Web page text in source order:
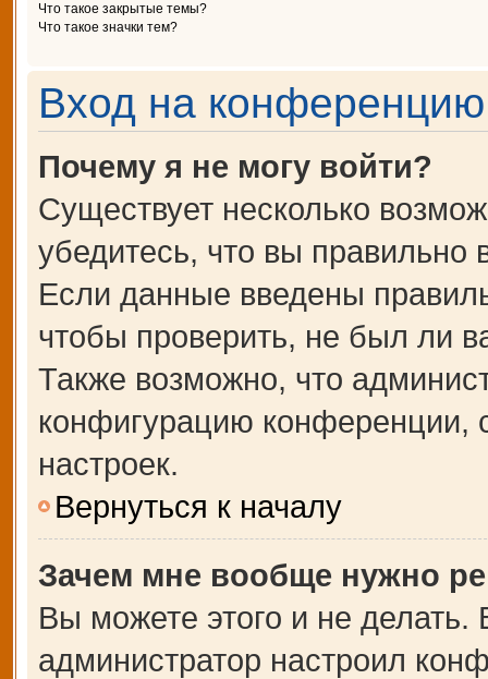
Что такое закрытые темы?
Что такое значки тем?
Вход на конференцию
Почему я не могу войти?
Существует несколько
убедитесь, что вы правильно
Если данные введены
чтобы проверить, не был ли
Также возможно, что
конфигурацию конференции,
настроек.
Вернуться к началу
Зачем мне вообще нужно
Вы можете этого и не делать.
администратор настроил